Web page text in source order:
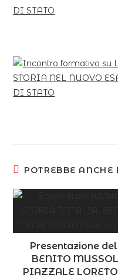
POTREBBE ANCHE
Presentazione
BENITO
PIAZZALE